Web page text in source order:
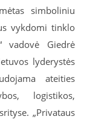
simboliniu
vykdomi tinklo
vadovė Giedrė
lyderystės
ateities
logistikos,
„Privataus